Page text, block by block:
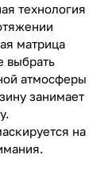
технология
матрица
выбрать
атмосферы
занимает
на